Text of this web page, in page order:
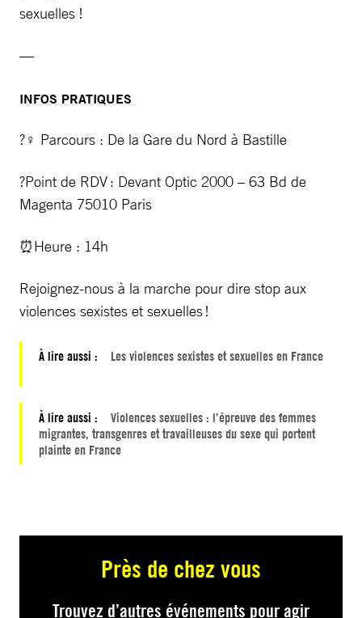
sexuelles !
—
INFOS PRATIQUES
?‍♀️ Parcours : De la Gare du Nord à Bastille
?Point de RDV : Devant Optic 2000 – 63 Bd de
Magenta 75010 Paris
⏰Heure : 14h
Rejoignez-nous à la marche pour dire stop aux
violences sexistes et sexuelles !
À lire aussi : Les violences sexistes et sexuelles en France
À lire aussi :
Violences sexuelles : l’épreuve des femmes
migrantes, transgenres et travailleuses du sexe qui portent
plainte en France
Près de chez vous
Trouvez d’autres événements pour agir